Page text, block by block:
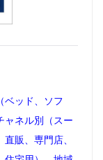
ベッド、ソフ
ャネル別（スー
販、専門店、